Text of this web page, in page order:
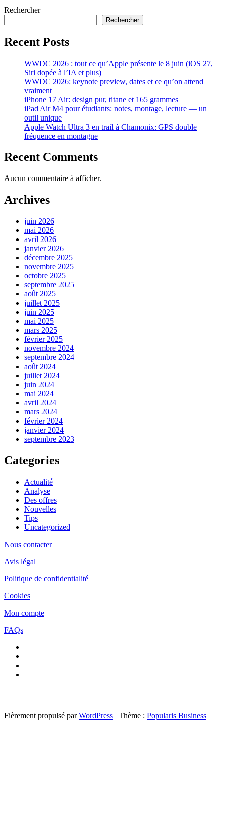
Rechercher
Rechercher
Recent Posts
WWDC 2026 : tout ce qu’Apple présente le 8 juin (iOS 27,
Siri dopée à l’IA et plus)
WWDC 2026: keynote preview, dates et ce qu’on attend
vraiment
iPhone 17 Air: design pur, titane et 165 grammes
iPad Air M4 pour étudiants: notes, montage, lecture — un
outil unique
Apple Watch Ultra 3 en trail à Chamonix: GPS double
fréquence en montagne
Recent Comments
Aucun commentaire à afficher.
Archives
juin 2026
mai 2026
avril 2026
janvier 2026
décembre 2025
novembre 2025
octobre 2025
septembre 2025
août 2025
juillet 2025
juin 2025
mai 2025
mars 2025
février 2025
novembre 2024
septembre 2024
août 2024
juillet 2024
juin 2024
mai 2024
avril 2024
mars 2024
février 2024
janvier 2024
septembre 2023
Categories
Actualité
Analyse
Des offres
Nouvelles
Tips
Uncategorized
Nous contacter
Avis légal
Politique de confidentialité
Cookies
Mon compte
FAQs
Fièrement propulsé parWordPress | Thème : Popularis Business